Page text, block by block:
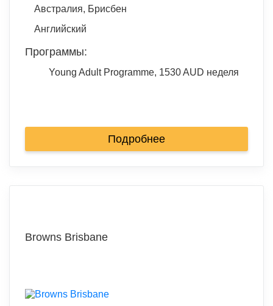
Австралия, Брисбен
Английский
Программы:
Young Adult Programme, 1530 AUD неделя
Подробнее
Browns Brisbane